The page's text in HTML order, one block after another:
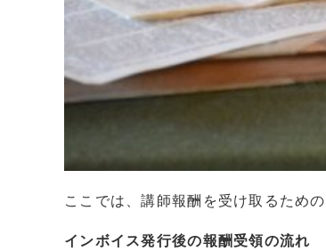
ここでは、講師報酬を受け取るため
インボイス発行後の報酬受領の流れ